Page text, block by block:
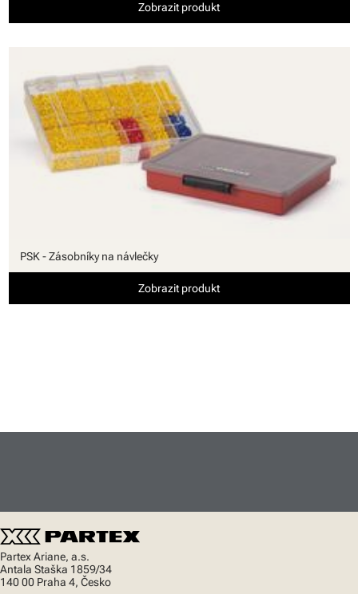
Zobrazit produkt
PSK - Zásobníky na návlečky
Zobrazit produkt
Partex Ariane, a.s.
Antala Staška 1859/34
140 00 Praha 4, Česko